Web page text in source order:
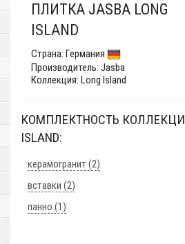
ПЛИТКА JASBA LONG
ISLAND
Страна: Германия
Производитель: Jasba
Коллекция: Long Island
КОМПЛЕКТНОСТЬ КОЛЛЕКЦИИ
ISLAND:
керамогранит (2)
вставки (2)
панно (1)